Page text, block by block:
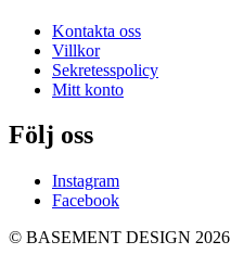
Kontakta oss
Villkor
Sekretesspolicy
Mitt konto
Följ oss
Instagram
Facebook
© BASEMENT DESIGN 2026